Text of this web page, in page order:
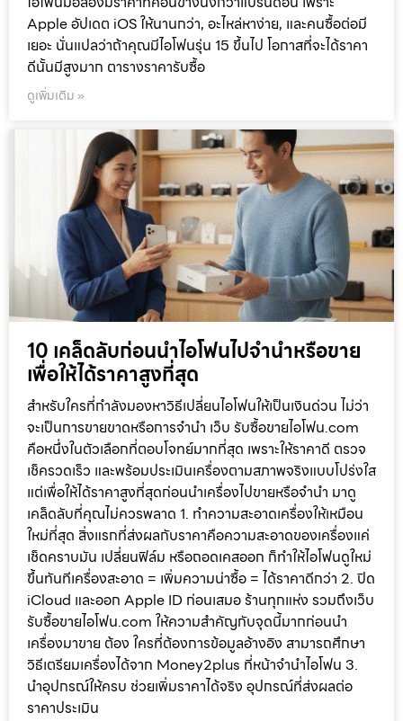
Apple อัปเดต iOS ให้นานกว่า, อะไหล่หาง่าย, และคนซื้อต่อมี
เยอะ นั่นแปลว่าถ้าคุณมีไอโฟนรุ่น 15 ขึ้นไป โอกาสที่จะได้ราคา
ดีนั้นมีสูงมาก ตารางราคารับซื้อ
ดูเพิ่มเติม »
10 เคล็ดลับก่อนนำไอโฟนไปจำนำหรือขาย
เพื่อให้ได้ราคาสูงที่สุด
สำหรับใครที่กำลังมองหาวิธีเปลี่ยนไอโฟนให้เป็นเงินด่วน ไม่ว่า
จะเป็นการขายขาดหรือการจำนำ เว็บ รับซื้อขายไอโฟน.com
คือหนึ่งในตัวเลือกที่ตอบโจทย์มากที่สุด เพราะให้ราคาดี ตรวจ
เช็ครวดเร็ว และพร้อมประเมินเครื่องตามสภาพจริงแบบโปร่งใส
แต่เพื่อให้ได้ราคาสูงที่สุดก่อนนำเครื่องไปขายหรือจำนำ มาดู
เคล็ดลับที่คุณไม่ควรพลาด 1. ทำความสะอาดเครื่องให้เหมือน
ใหม่ที่สุด สิ่งแรกที่ส่งผลกับราคาคือความสะอาดของเครื่องแค่
เช็ดคราบมัน เปลี่ยนฟิล์ม หรือถอดเคสออก ก็ทำให้ไอโฟนดูใหม่
ขึ้นทันทีเครื่องสะอาด = เพิ่มความน่าซื้อ = ได้ราคาดีกว่า 2. ปิด
iCloud และออก Apple ID ก่อนเสมอ ร้านทุกแห่ง รวมถึงเว็บ
รับซื้อขายไอโฟน.com ให้ความสำคัญกับจุดนี้มากก่อนนำ
เครื่องมาขาย ต้อง ใครที่ต้องการข้อมูลอ้างอิง สามารถศึกษา
วิธีเตรียมเครื่องได้จาก Money2plus ที่หน้าจำนำไอโฟน 3.
นำอุปกรณ์ให้ครบ ช่วยเพิ่มราคาได้จริง อุปกรณ์ที่ส่งผลต่อ
ราคาประเมิน